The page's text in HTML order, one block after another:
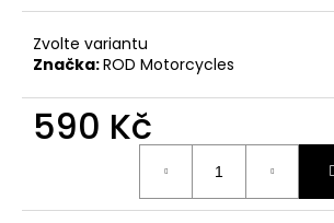
Zvolte variantu
Značka:ROD Motorcycles
590 Kč
e
m
XB12S